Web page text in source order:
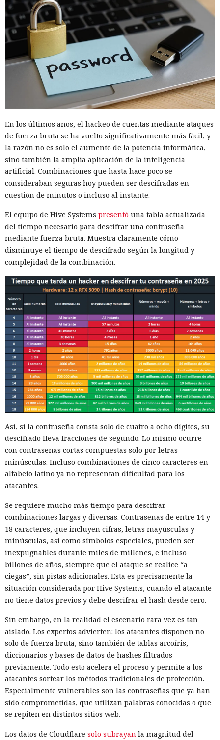
En los últimos años, el hackeo de cuentas mediante ataques
de fuerza bruta se ha vuelto significativamente más fácil, y
la razón no es solo el aumento de la potencia informática,
sino también la amplia aplicación de la inteligencia
artificial. Combinaciones que hasta hace poco se
consideraban seguras hoy pueden ser descifradas en
cuestión de minutos o incluso al instante.
El equipo de Hive Systems presentó una tabla actualizada
del tiempo necesario para descifrar una contraseña
mediante fuerza bruta. Muestra claramente cómo
disminuye el tiempo de descifrado según la longitud y
complejidad de la combinación.
Así, si la contraseña consta solo de cuatro a ocho dígitos, su
descifrado lleva fracciones de segundo. Lo mismo ocurre
con contraseñas cortas compuestas solo por letras
minúsculas. Incluso combinaciones de cinco caracteres en
alfabeto latino ya no representan dificultad para los
atacantes.
Se requiere mucho más tiempo para descifrar
combinaciones largas y diversas. Contraseñas de entre 14 y
18 caracteres, que incluyen cifras, letras mayúsculas y
minúsculas, así como símbolos especiales, pueden ser
inexpugnables durante miles de millones, e incluso
billones de años, siempre que el ataque se realice “a
ciegas”, sin pistas adicionales. Esta es precisamente la
situación considerada por Hive Systems, cuando el atacante
no tiene datos previos y debe descifrar el hash desde cero.
Sin embargo, en la realidad el escenario rara vez es tan
aislado. Los expertos advierten: los atacantes disponen no
solo de fuerza bruta, sino también de tablas arcoíris,
diccionarios y bases de datos de hashes filtrados
previamente. Todo esto acelera el proceso y permite a los
atacantes sortear los métodos tradicionales de protección.
Especialmente vulnerables son las contraseñas que ya han
sido comprometidas, que utilizan palabras conocidas o que
se repiten en distintos sitios web.
Los datos de Cloudflare solo subrayan la magnitud del